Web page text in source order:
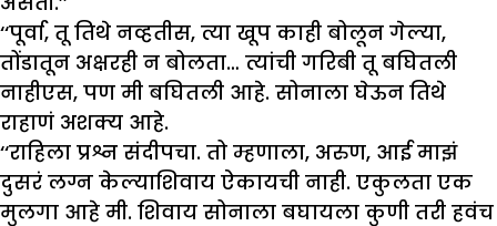
‘‘पूर्वा, तू तिथे नव्हतीस, त्या खूप काही बोलून गेल्या,
तोंडातून अक्षरही न बोलता… त्यांची गरिबी तू बघितली
नाहीएस, पण मी बघितली आहे. सोनाला घेऊन तिथे
राहाणं अशक्य आहे.
‘‘राहिला प्रश्न संदीपचा. तो म्हणाला, अरुण, आई माझं
दुसरं लग्न केल्याशिवाय ऐकायची नाही. एकुलता एक
मुलगा आहे मी. शिवाय सोनाला बघायला कुणी तरी हवंच